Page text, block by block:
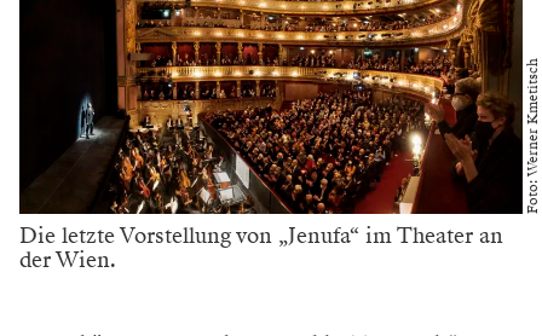
Foto: Werner Kmetitsch
Die letzte Vorstellung von „Jenufa“ im Theater an
der Wien.